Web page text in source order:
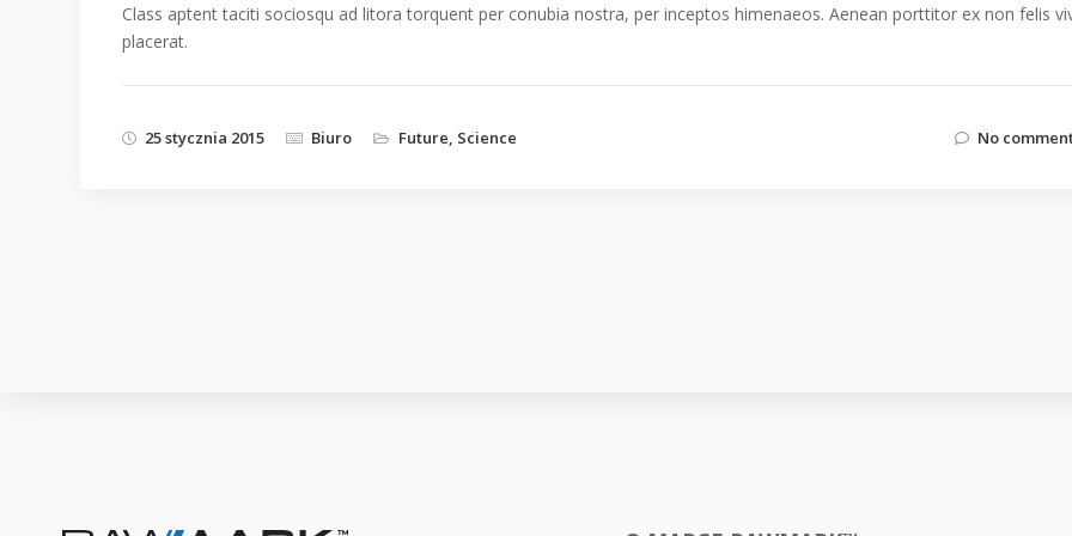
Class aptent taciti sociosqu ad litora torquent per conubia nostra, per inceptos himenaeos. Aenean porttitor ex non felis
placerat.
25 stycznia 2015 Biuro Future, Science No